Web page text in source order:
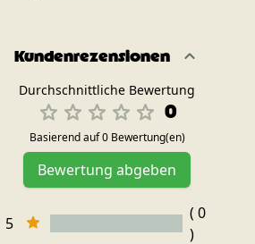
Kundenrezensionen
Durchschnittliche Bewertung
0
Basierend auf 0 Bewertung(en)
Bewertung abgeben
5
( 0
)